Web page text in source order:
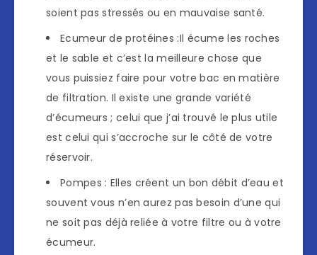
soient pas stressés ou en mauvaise santé.
Ecumeur de protéines :Il écume les roches
et le sable et c’est la meilleure chose que
vous puissiez faire pour votre bac en matière
de filtration. Il existe une grande variété
d’écumeurs ; celui que j’ai trouvé le plus utile
est celui qui s’accroche sur le côté de votre
réservoir.
Pompes : Elles créent un bon débit d’eau et
souvent vous n’en aurez pas besoin d’une qui
ne soit pas déjà reliée à votre filtre ou à votre
écumeur.